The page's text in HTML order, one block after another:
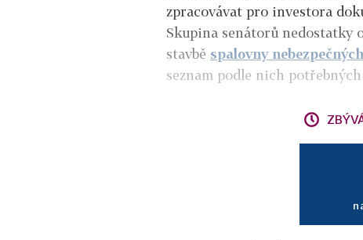
zpracovávat pro investora
Skupina senátorů
stavbě spalovny
seznam podle nich